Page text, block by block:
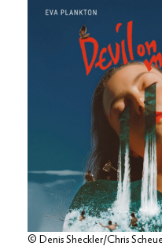
© Denis Sheckler/Chris